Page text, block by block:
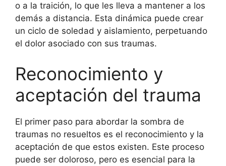
o a la traición, lo que les lleva a mantener a los
demás a distancia. Esta dinámica puede crear
un ciclo de soledad y aislamiento, perpetuando
el dolor asociado con sus traumas.
Reconocimiento y
aceptación del trauma
El primer paso para abordar la sombra de
traumas no resueltos es el reconocimiento y la
aceptación de que estos existen. Este proceso
puede ser doloroso, pero es esencial para la